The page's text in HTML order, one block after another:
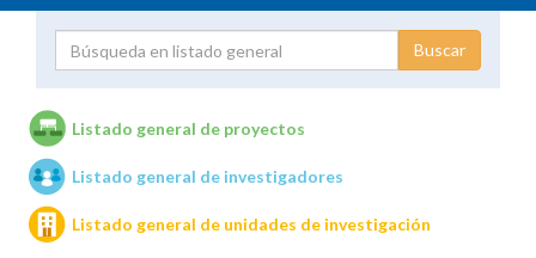
Unidades de investigación
Listado general de proyectos
Listado general de investigadores
Listado general de unidades de investigación